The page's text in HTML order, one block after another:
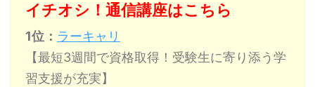
イチオシ！通信講座はこちら
1位： ラーキャリ
【最短3週間で資格取得！受験生に寄り添う学
習支援が充実】